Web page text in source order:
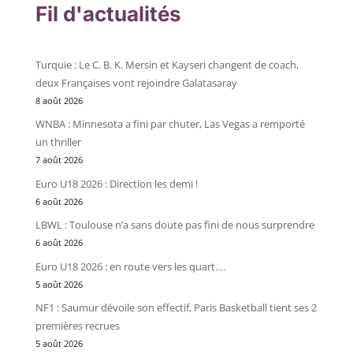
Fil d'actualités
Turquie : Le C. B. K. Mersin et Kayseri changent de coach,
deux Françaises vont rejoindre Galatasaray
8 août 2026
WNBA : Minnesota a fini par chuter, Las Vegas a remporté
un thriller
7 août 2026
Euro U18 2026 : Direction les demi !
6 août 2026
LBWL : Toulouse n’a sans doute pas fini de nous surprendre
6 août 2026
Euro U18 2026 : en route vers les quart….
5 août 2026
NF1 : Saumur dévoile son effectif, Paris Basketball tient ses 2
premières recrues
5 août 2026